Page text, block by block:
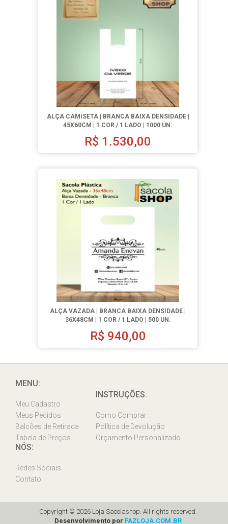
ALÇA CAMISETA | BRANCA BAIXA DENSIDADE |
45X60CM | 1 COR / 1 LADO | 1000 UN.
R$ 1.530,00
ALÇA VAZADA | BRANCA BAIXA DENSIDADE |
36X48CM | 1 COR / 1 LADO | 500 UN.
R$ 940,00
MENU:
Meu Cadastro
Meus Pedidos
Balcões de Retirada
Tabela de Preços
INSTRUÇÕES:
Como Comprar
Política de Devolução
Orçamento Personalizado
NÓS:
Redes Sociais
Contato
Copyright © 2026 Loja Sacolashop. All rights reserved.
Desenvolvimento por FAZLOJA.COM.BR